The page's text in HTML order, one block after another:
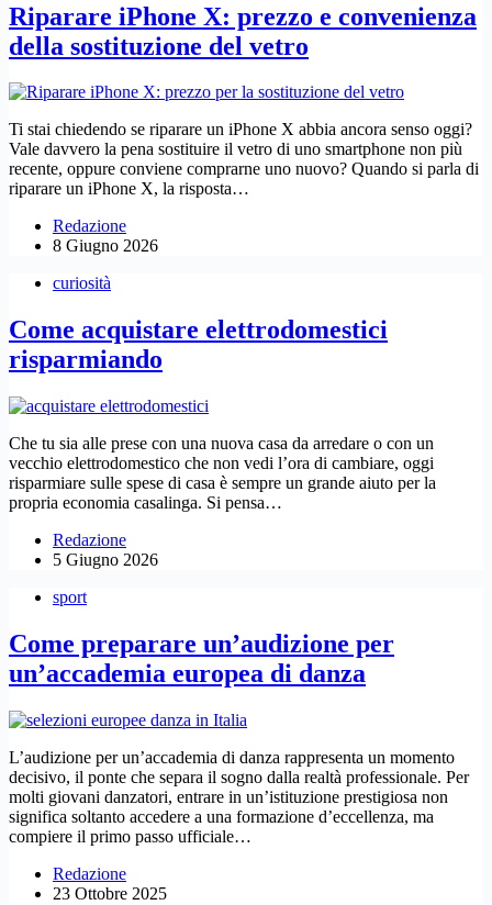
Riparare iPhone X: prezzo e convenienza
della sostituzione del vetro
Ti stai chiedendo se riparare un iPhone X abbia ancora senso oggi?
Vale davvero la pena sostituire il vetro di uno smartphone non più
recente, oppure conviene comprarne uno nuovo? Quando si parla di
riparare un iPhone X, la risposta…
Redazione
8 Giugno 2026
curiosità
Come acquistare elettrodomestici
risparmiando
Che tu sia alle prese con una nuova casa da arredare o con un
vecchio elettrodomestico che non vedi l’ora di cambiare, oggi
risparmiare sulle spese di casa è sempre un grande aiuto per la
propria economia casalinga. Si pensa…
Redazione
5 Giugno 2026
sport
Come preparare un’audizione per
un’accademia europea di danza
L’audizione per un’accademia di danza rappresenta un momento
decisivo, il ponte che separa il sogno dalla realtà professionale. Per
molti giovani danzatori, entrare in un’istituzione prestigiosa non
significa soltanto accedere a una formazione d’eccellenza, ma
compiere il primo passo ufficiale…
Redazione
23 Ottobre 2025